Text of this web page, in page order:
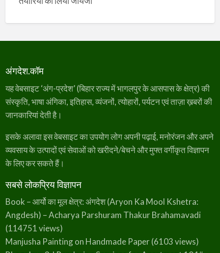
अंगदेश.कॉम
यह वेबसाइट ‘अंग-प्रदेश’ (बिहार राज्य में भागलपुर के आसपास के क्षेत्र) की
संस्कृति, भाषा अंगिका, इतिहास, व्यंजनों, त्योहारों, पर्यटन एवं ताज़ा ख़बरों की
जानकारियां देती है।
इसके अलावा इस वेबसाइट का उपयोग लोग अपनी पढ़ाई, मनोरंजन और अपने
व्यवसाय के उत्पादों एवं सेवाओं को खरीदने/बेचने और मुफ्त वर्गीकृत विज्ञापन
के लिए कर सकते हैं।
सबसे लोकप्रिय विज्ञापन
Book – आर्यो का मूल क्षेत्र: अंगदेश (Aryon Ka Mool Kshetra:
Angdesh) – Acharya Parshuram Thakur Brahamavadi
(114751 views)
Manjusha Painting on Handmade Paper(6103 views)